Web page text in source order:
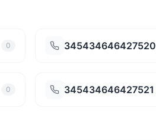
0 345434646427520
0 345434646427521